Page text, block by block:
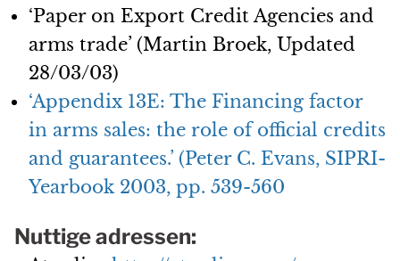
‘Paper on Export Credit Agencies and
arms trade’ (Martin Broek, Updated
28/03/03)
‘Appendix 13E: The Financing factor
in arms sales: the role of official credits
and guarantees.’ (Peter C. Evans, SIPRI-
Yearbook 2003, pp. 539-560
Nuttige adressen: